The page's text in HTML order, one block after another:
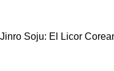
Jinro Soju: El Licor